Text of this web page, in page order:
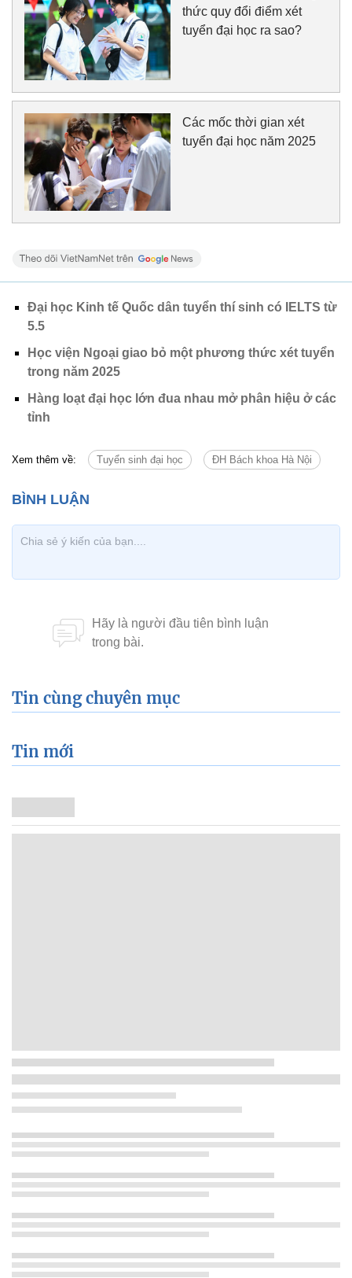
thức quy đổi điểm xét
tuyển đại học ra sao?
Các mốc thời gian xét
tuyển đại học năm 2025
Đại học Kinh tế Quốc dân tuyển thí sinh có IELTS từ
5.5
Học viện Ngoại giao bỏ một phương thức xét tuyển
trong năm 2025
Hàng loạt đại học lớn đua nhau mở phân hiệu ở các
tỉnh
Xem thêm về: Tuyển sinh đại học ĐH Bách khoa Hà Nội
Tin cùng chuyên mục
Tin mới